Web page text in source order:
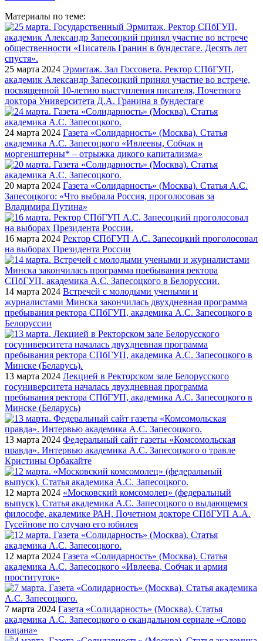
Материалы по теме:
25 марта 2024 Эрмитаж. Зал Госсовета. Ректор СПбГУП,
академик Александр Запесоцкий принял участие во встрече,
посвященной 10-летию выступления писателя, Почетного
доктора Университета Д.А. Гранина в бундестаге
24 марта 2024 Газета «Солидарность» (Москва). Статья
академика А.С. Запесоцкого «Ивлеевы, Собчак и
моргенштерны* – отрыжка дикого капитализма»
20 марта 2024 Газета «Солидарность» (Москва). Статья А.С.
Запесоцкого: «Что выбрала Россия, проголосовав за
Владимира Путина»
16 марта 2024 Ректор СПбГУП А.С. Запесоцкий проголосовал
на выборах Президента России
14 марта 2024 Встречей с молодыми учеными и
журналистами Минска закончилась двухдневная программа
пребывания ректора СПбГУП, академика А.С. Запесоцкого в
Белоруссии
13 марта 2024 Лекцией в Ректорском зале Белорусского
госуниверситета началась двухдневная программа
пребывания ректора СПбГУП, академика А.С. Запесоцкого в
Минске (Беларусь)
13 марта 2024 Федеральный сайт газеты «Комсомольская
правда». Интервью академика А.С. Запесоцкого о травле
Кристины Орбакайте
12 марта 2024 «Московский комсомолец» (федеральный
выпуск). Статья академика А.С. Запесоцкого о выдающемся
философе, академике РАН, Почетном докторе СПбГУП А.А.
Гусейнове по случаю его юбилея
12 марта 2024 Газета «Солидарность» (Москва). Статья
академика А.С. Запесоцкого «Ивлеева, Собчак и армия
проституток»
7 марта 2024 Газета «Солидарность» (Москва). Статья
академика А.С. Запесоцкого о скандальном сериале «Слово
пацана»